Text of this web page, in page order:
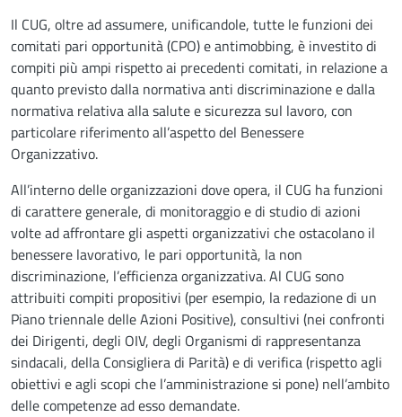
Il CUG, oltre ad assumere, unificandole, tutte le funzioni dei
comitati pari opportunità (CPO) e antimobbing, è investito di
compiti più ampi rispetto ai precedenti comitati, in relazione a
quanto previsto dalla normativa anti discriminazione e dalla
normativa relativa alla salute e sicurezza sul lavoro, con
particolare riferimento all’aspetto del Benessere
Organizzativo.
All’interno delle organizzazioni dove opera, il CUG ha funzioni
di carattere generale, di monitoraggio e di studio di azioni
volte ad affrontare gli aspetti organizzativi che ostacolano il
benessere lavorativo, le pari opportunità, la non
discriminazione, l’efficienza organizzativa. Al CUG sono
attribuiti compiti propositivi (per esempio, la redazione di un
Piano triennale delle Azioni Positive), consultivi (nei confronti
dei Dirigenti, degli OIV, degli Organismi di rappresentanza
sindacali, della Consigliera di Parità) e di verifica (rispetto agli
obiettivi e agli scopi che l’amministrazione si pone) nell’ambito
delle competenze ad esso demandate.